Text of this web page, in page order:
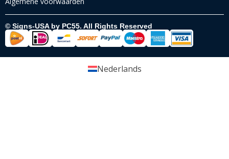
© Signs-USA by PC55. All Rights Reserved
Nederlands